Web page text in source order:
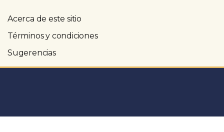
Acerca de este sitio
Términos y condiciones
Sugerencias